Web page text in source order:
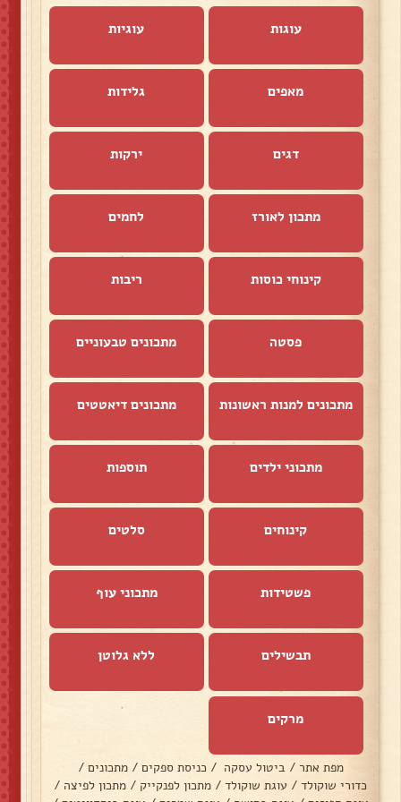
עוגות עוגיות
מאפים גלידות
דגים ירקות
מתכון לאורז לחמים
קינוחי כוסות ריבות
פסטה מתכונים טבעוניים
מתכונים למנות ראשונות מתכונים דיאטטים
מתכוני ילדים תוספות
קינוחים סלטים
פשטידות מתכוני עוף
תבשילים ללא גלוטן
מרקים
מפת אתר / ביטול עסקה / כניסת ספקים / מתכונים /
כדורי שוקולד / עוגת שוקולד / מתכון לפנקייק / מתכון לפיצה /